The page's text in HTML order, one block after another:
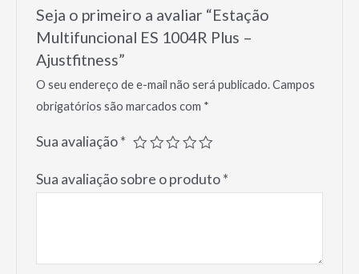
Seja o primeiro a avaliar “Estação
Multifuncional ES 1004R Plus –
Ajustfitness”
O seu endereço de e-mail não será publicado.Campos
obrigatórios são marcados com *
Sua avaliação*
Sua avaliação sobre o produto*